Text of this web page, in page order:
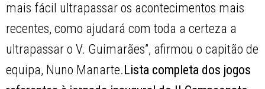
mais fácil ultrapassar os acontecimentos mais
recentes, como ajudará com toda a certeza a
ultrapassar o V. Guimarães”, afirmou o capitão de
equipa, Nuno Manarte. Lista completa dos jogos